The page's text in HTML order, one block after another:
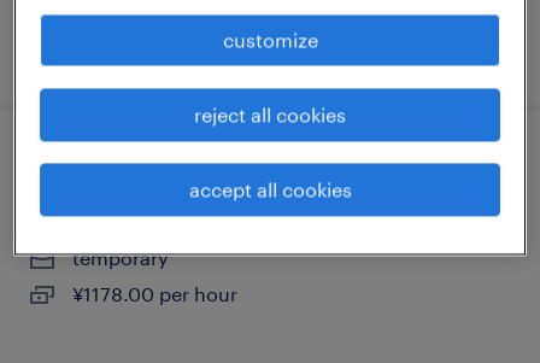
posted 3 august 2026
イベントスタッフ
群馬県伊勢崎市, 群馬県
temporary
¥1178.00 per hour
customize
reject all cookies
accept all cookies